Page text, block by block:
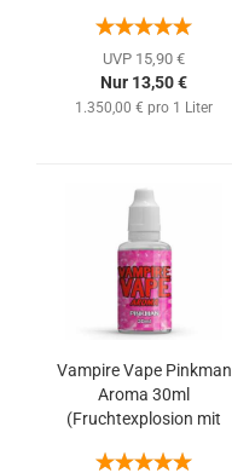
grünem Tee)
UVP 15,90 €
Nur 13,50 €
1.350,00 € pro 1 Liter
Vampire Vape Pinkman
Aroma 30ml
(Fruchtexplosion mit